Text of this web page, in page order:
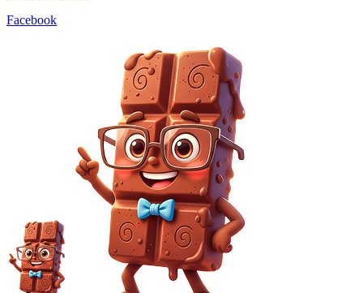
Facebook